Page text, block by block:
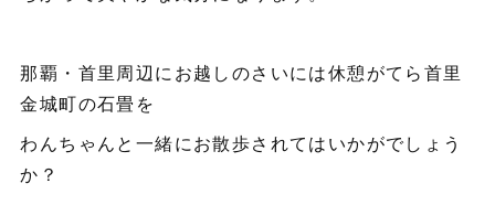
那覇・首里周辺にお越しのさいには休憩がてら首里
金城町の石畳を
わんちゃんと一緒にお散歩されてはいかがでしょう
か？